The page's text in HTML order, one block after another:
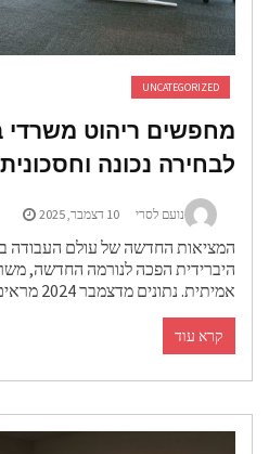
UNCATEGORIZED
ריהוט משרדי
נכונה וחסכונית
נועם לסרי 10 דצמבר, 2025
החדשה של עולם העבודה בחיפה
הפכה לנורמה החדשה, משרדים
נתונים מדצמבר 2024 מראים כ
קרא עוד